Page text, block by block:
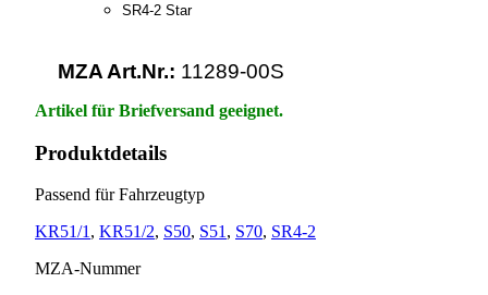
SR4-2 Star
MZA Art.Nr.: 11289-00S
Artikel für Briefversand geeignet.
Produktdetails
Passend für Fahrzeugtyp
KR51/1 , KR51/2, S50, S51 , S70, SR4-2
MZA-Nummer